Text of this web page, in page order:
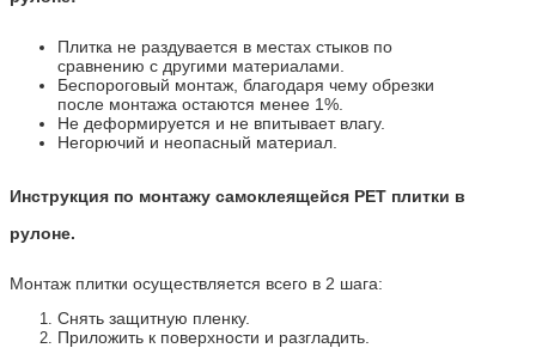
Плитка не раздувается в местах стыков по
сравнению с другими материалами.
Беспороговый монтаж, благодаря чему обрезки
после монтажа остаются менее 1%.
Не деформируется и не впитывает влагу.
Негорючий и неопасный материал.
Инструкция по монтажу самоклеящейся PET плитки в
рулоне.
Монтаж плитки осуществляется всего в 2 шага:
Снять защитную пленку.
Приложить к поверхности и разгладить.